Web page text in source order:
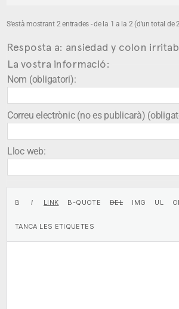
S'està mostrant 2 entrades - de la 1 a la 2 (d'un total de
Resposta a: ansiedad y colon
La vostra informació:
Nom (obligatori):
Correu electrònic (no es publicarà)
Lloc web: